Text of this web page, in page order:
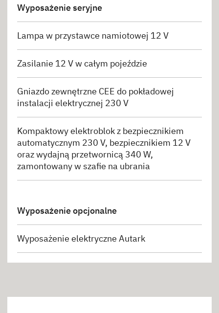
Wyposażenie seryjne
Lampa w przystawce namiotowej 12 V
Zasilanie 12 V w całym pojeździe
Gniazdo zewnętrzne CEE do pokładowej
instalacji elektrycznej 230 V
Kompaktowy elektroblok z bezpiecznikiem
automatycznym 230 V, bezpiecznikiem 12 V
oraz wydajną przetwornicą 340 W,
zamontowany w szafie na ubrania
Wyposażenie opcjonalne
Wyposażenie elektryczne Autark